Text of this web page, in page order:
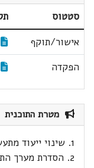
סטטוס
אישור/תוקף
הפקדה
מטרת התוכנית
1. שינוי ייעוד מתעשייה לייעוד מסחר ותעסוקה.
2. הסדרת מערך